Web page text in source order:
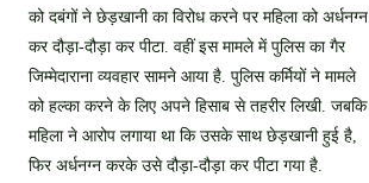
को दबंगों ने छेड़खानी का विरोध करने पर महिला को अर्धनग्न
कर दौड़ा-दौड़ा कर पीटा. वहीं इस मामले में पुलिस का गैर
जिम्मेदाराना व्यवहार सामने आया है. पुलिस कर्मियों ने मामले
को हल्का करने के लिए अपने हिसाब से तहरीर लिखी. जबकि
महिला ने आरोप लगाया था कि उसके साथ छेड़खानी हुई है,
फिर अर्धनग्न करके उसे दौड़ा-दौड़ा कर पीटा गया है.